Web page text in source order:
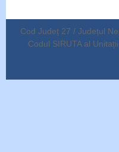
Cod Județ 27 / Județul
Codul SIRUTA al